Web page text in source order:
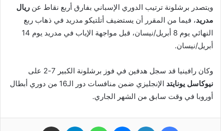
ويتصدر برشلونة ترتيب الدوري الإسباني بفارق أربع نقاط عن ريال
مدريد، فيما من المقرر أن يستضيف أتلتيكو مدريد في ذهاب ربع
النهائي يوم 8 أبريل/نيسان، قبل مواجهة الإياب في مدريد يوم 14
أبريل/نيسان.
وكان رافينيا قد سجل هدفين في فوز برشلونة الكبير 7-2 على
نيوكاسل يونايتد
الإنجليزي ضمن منافسات دور الـ16 من دوري أبطال
أوروبا في وقت سابق من الشهر الجاري.
فيسبوك لينكدإن ماسنجر واتساب تيلقرام